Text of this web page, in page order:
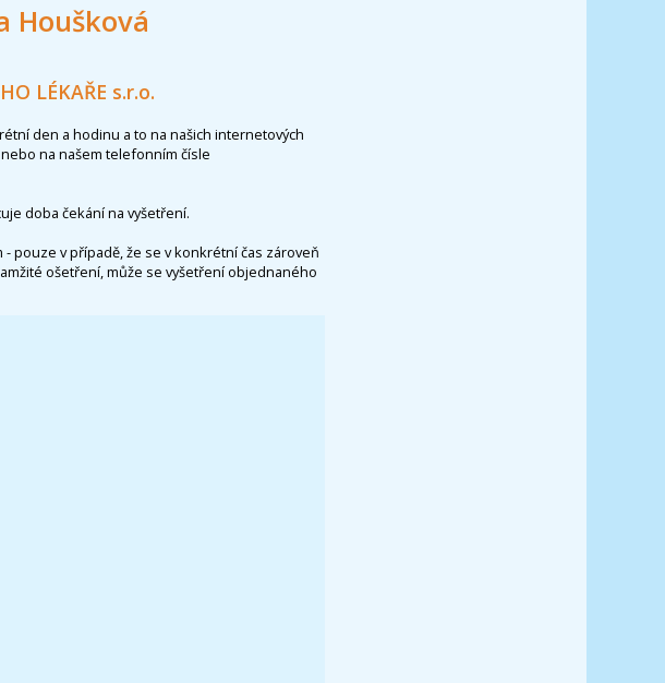
Houšková
LÉKAŘE s.r.o.
den a hodinu a to na našich internetových
na našem telefonním čísle
doba čekání na vyšetření.
pouze v případě, že se v konkrétní čas zároveň
ošetření, může se vyšetření objednaného